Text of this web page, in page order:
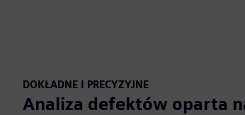
DOKŁADNE I PRECYZYJNE
Analiza defektów oparta